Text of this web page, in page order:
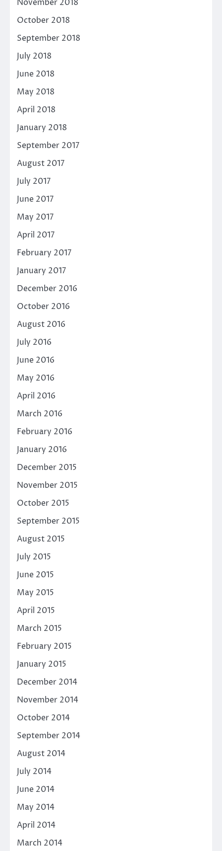
November 2018
October 2018
September 2018
July 2018
June 2018
May 2018
April 2018
January 2018
September 2017
August 2017
July 2017
June 2017
May 2017
April 2017
February 2017
January 2017
December 2016
October 2016
August 2016
July 2016
June 2016
May 2016
April 2016
March 2016
February 2016
January 2016
December 2015
November 2015
October 2015
September 2015
August 2015
July 2015
June 2015
May 2015
April 2015
March 2015
February 2015
January 2015
December 2014
November 2014
October 2014
September 2014
August 2014
July 2014
June 2014
May 2014
April 2014
March 2014